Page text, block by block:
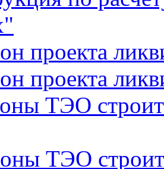
проекта
проекта
ТЭО
ТЭО